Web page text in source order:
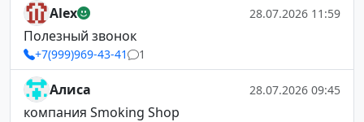
Alex 28.07.2026 11:59
Полезный звонок
+7(999)969-43-41 1
Алиса 28.07.2026 09:45
компания Smoking Shop